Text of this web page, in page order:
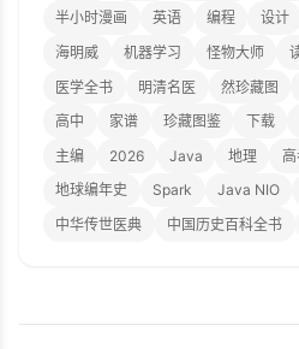
半小时漫画
英语 编程 设计
海明威
机器学习 怪物大师
医学全书
明清名医 然珍藏图
高中
家谱 珍藏图鉴 下载
主编
2026 Java 地理
地球编年史
Spark Java NIO
中华传世医典
中国历史百科全书